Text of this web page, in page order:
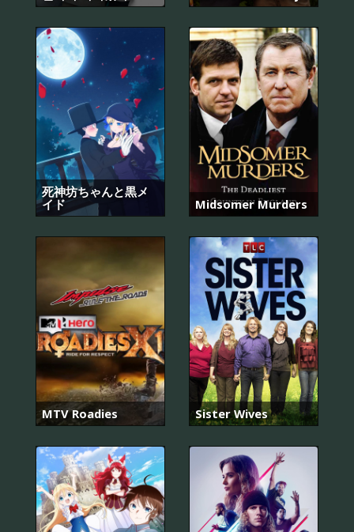
死神坊ちゃんと黒メ
イド
Midsomer Murders
MTV Roadies Sister Wives